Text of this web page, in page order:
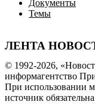
Документы
Темы
ЛЕНТА
© 1992-2026,
информагентство
При использовании
источник